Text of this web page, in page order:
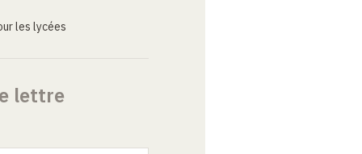
les lycées
lettre